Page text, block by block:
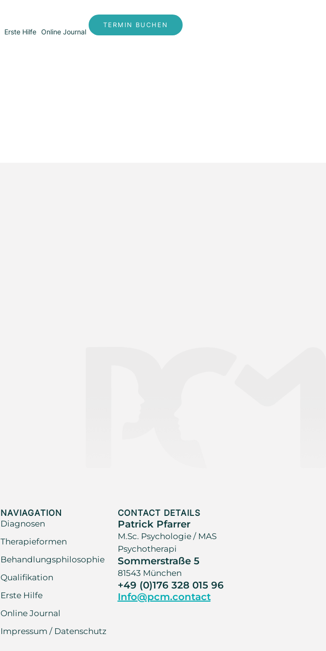
Erste Hilfe Online Journal
TERMIN BUCHEN
NAVIAGATION
Diagnosen
Therapieformen
Behandlungsphilosophie
Qualifikation
Erste Hilfe
Online Journal
Impressum / Datenschutz
CONTACT DETAILS
Patrick Pfarrer
M.Sc. Psychologie / MAS
Psychotherapi
Sommerstraße 5
81543 München
+49 (0)176 328 015 96
Info@pcm.contact